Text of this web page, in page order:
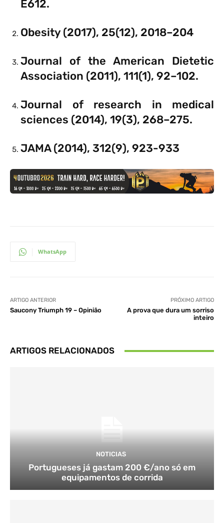
E612.
Obesity (2017), 25(12), 2018–204
Journal of the American Dietetic
Association (2011), 111(1), 92–102.
Journal of research in medical
sciences (2014), 19(3), 268–275.
JAMA (2014), 312(9), 923-933
WhatsApp
ARTIGO ANTERIOR
Saucony Triumph 19 – Opinião
PRÓXIMO ARTIGO
A prova que dura um sorriso
inteiro
ARTIGOS RELACIONADOS
NOTICIAS
Portugueses já gastam 200 €/ano só em
equipamentos de corrida